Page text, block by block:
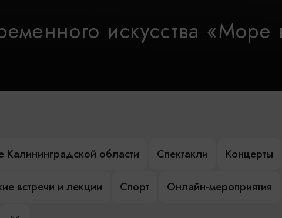
искусства «Море
Калининградской области Спектакли Концерты
встречи и лекции Спорт Онлайн-мероприятия